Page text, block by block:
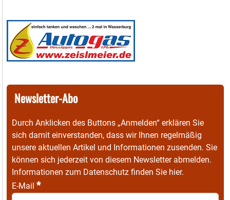
Newsletter-Abo
Durch Anklicken des Buttons „Anmelden“ erklären Sie
sich damit einverstanden, dass wir Ihnen regelmäßig
unsere aktuellen Artikel und Informationen zusenden. Sie
können sich jederzeit von diesem Newsletter abmelden.
Informationen zum Datenschutz finden Sie hier.
E-Mail *